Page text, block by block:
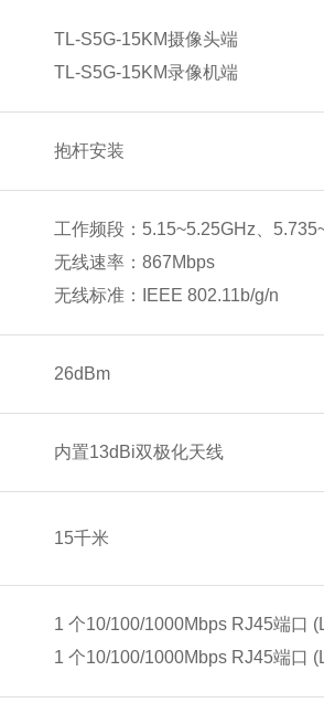
不支持宽压供电
TL-S5G-15KM摄像头端
TL-S5G-15KM录像机端
抱杆安装
工作频段：5.15~5.25GHz、
无线速率：867Mbps
无线标准：IEEE 802.11b/g/n
26dBm
内置13dBi双极化天线
15千米
1 个10/100/1000Mbps RJ45端口
1 个10/100/1000Mbps RJ45端口